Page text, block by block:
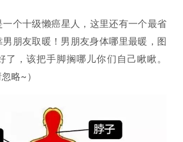
一个十级懒癌星人，这里还有一个最省
朋友取暖！男朋友身体哪里最暖，图
了，该把手脚搁哪儿你们自己瞅瞅。
略~）